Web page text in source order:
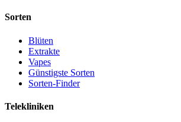
Sorten
Blüten
Extrakte
Vapes
Günstigste Sorten
Sorten-Finder
Telekliniken